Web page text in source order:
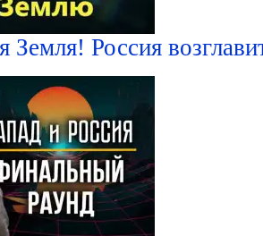
Земля! Россия